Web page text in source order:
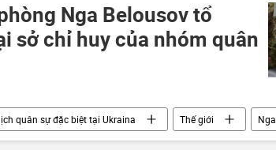
Nga Belousov tổ
sở chỉ huy của nhóm quân
quân sự đặc biệt tại Ukraina Thế giới
Nga
phòng Nga Ukraina xung đột quân sự